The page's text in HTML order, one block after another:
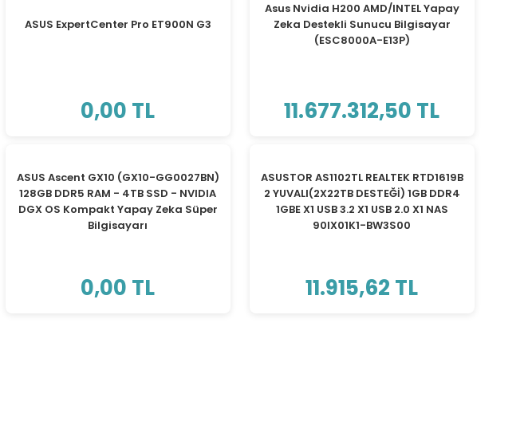
ASUS ExpertCenter Pro ET900N G3
0,00 TL
Asus Nvidia H200 AMD/INTEL Yapay
Zeka Destekli Sunucu Bilgisayar
(ESC8000A-E13P)
11.677.312,50 TL
ASUS Ascent GX10 (GX10-GG0027BN)
128GB DDR5 RAM - 4TB SSD - NVIDIA
DGX OS Kompakt Yapay Zeka Süper
Bilgisayarı
0,00 TL
ASUSTOR AS1102TL REALTEK RTD1619B
2 YUVALI(2X22TB DESTEĞİ) 1GB DDR4
1GBE X1 USB 3.2 X1 USB 2.0 X1 NAS
90IX01K1-BW3S00
11.915,62 TL